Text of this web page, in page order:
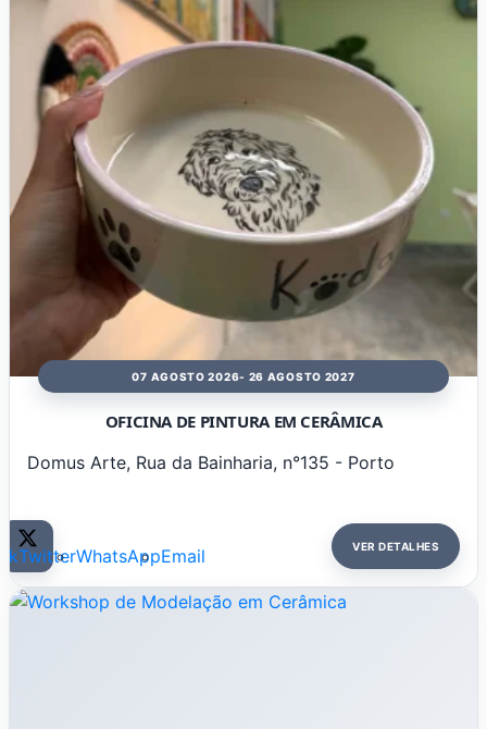
07 AGOSTO 2026- 26 AGOSTO 2027
OFICINA DE PINTURA EM CERÂMICA
Domus Arte, Rua da Bainharia, n°135 - Porto
TwitterWhatsAppEmail VER DETALHES